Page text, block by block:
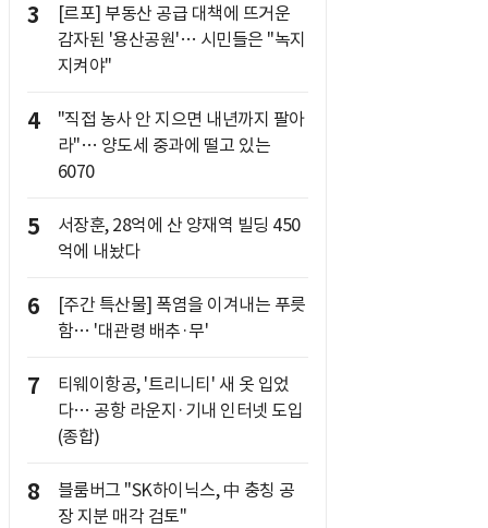
3
[르포] 부동산 공급 대책에 뜨거운
감자된 '용산공원'… 시민들은 "녹지
지켜야"
4
"직접 농사 안 지으면 내년까지 팔아
라"… 양도세 중과에 떨고 있는
6070
5
서장훈, 28억에 산 양재역 빌딩 450
억에 내놨다
6
[주간 특산물] 폭염을 이겨내는 푸릇
함… '대관령 배추·무'
7
티웨이항공, '트리니티' 새 옷 입었
다… 공항 라운지·기내 인터넷 도입
(종합)
8
블룸버그 "SK하이닉스, 中 충칭 공
장 지분 매각 검토"